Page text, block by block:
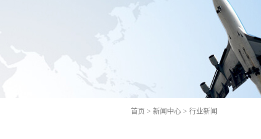
首页 > 新闻中心 > 行业新闻